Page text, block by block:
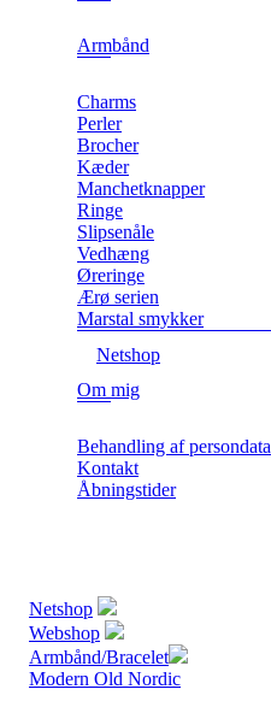
Armbånd
Charms
Perler
Brocher
Kæder
Manchetknapper
Ringe
Slipsenåle
Vedhæng
Øreringe
Ærø serien
Marstal smykker
Netshop
Om mig
Behandling af persondata
Kontakt
Åbningstider
Netshop
Webshop
Armbånd/Bracelet
Modern Old Nordic